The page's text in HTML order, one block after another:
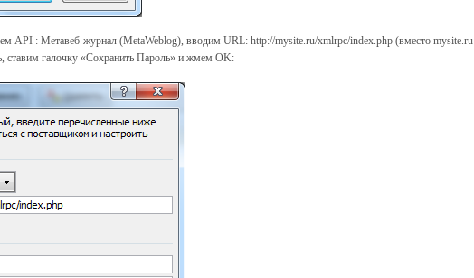
API : Метавеб-журнал (MetaWeblog), вводим URL: http://mysite.ru/xmlrpc/index.php (вместо mysite.ru
ставим галочку «Сохранить Пароль» и жмем OK: